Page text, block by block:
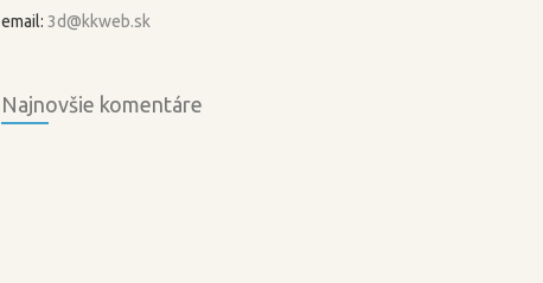
email: 3d@kkweb.sk
Najnovšie komentáre